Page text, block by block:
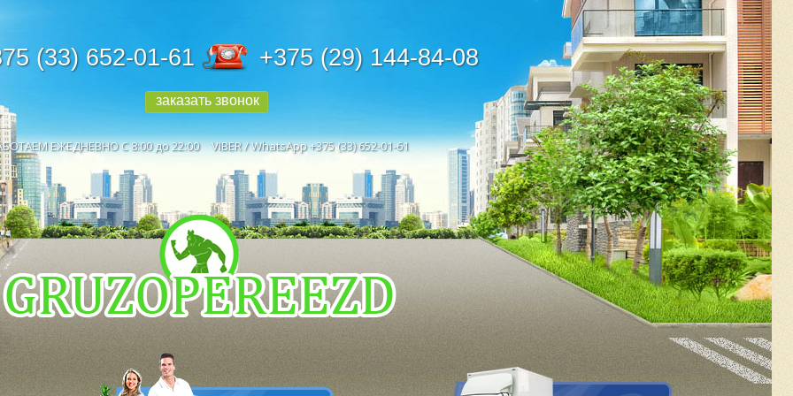
(33) 652-01-61 +375 (29) 144-84-08
заказать звонок
ЕЖЕДНЕВНО С 8:00 до 22:00 VIBER / WhatsApp +375 (33) 652-01-61